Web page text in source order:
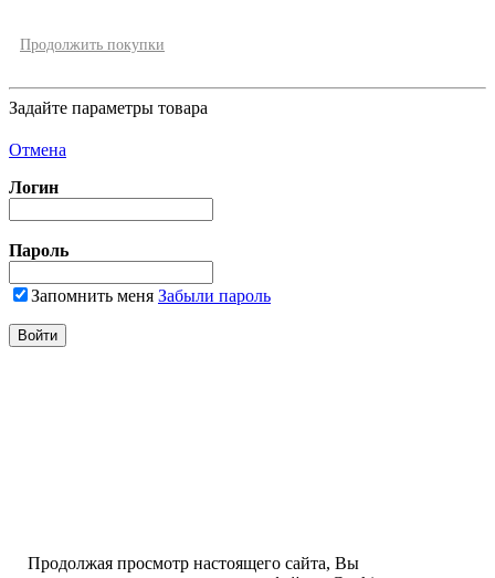
Продолжить покупки
Задайте параметры товара
Отмена
Логин
Пароль
Запомнить меня Забыли пароль
Продолжая просмотр настоящего сайта, Вы